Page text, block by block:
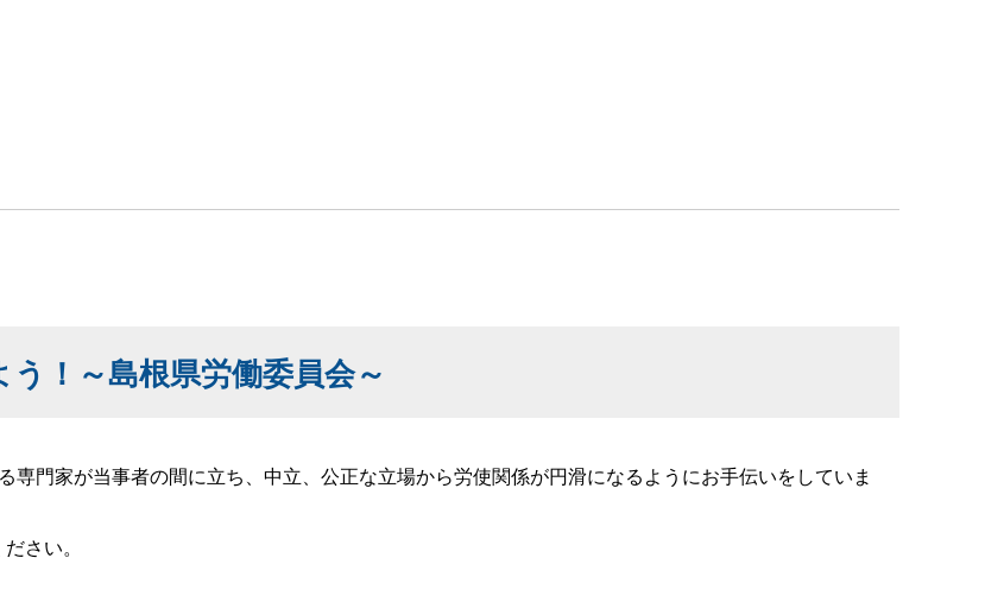
！～島根県労働委員会～
門家が当事者の間に立ち、中立、公正な立場から労使関係が円滑になるようにお手伝いをしていま
さい。